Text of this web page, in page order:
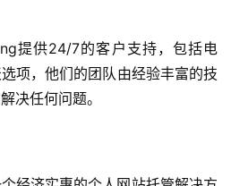
提供24/7的客户支持，包括电
项，他们的团队由经验丰富的技
决任何问题。